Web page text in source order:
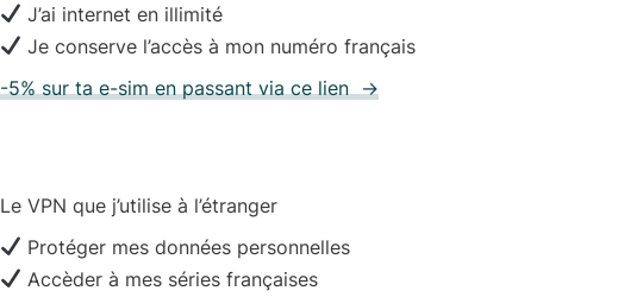
J’ai internet en illimité
Je conserve l’accès à mon numéro français
-5% sur ta e-sim en passant via ce lien →
Le VPN que j’utilise à l’étranger
Protéger mes données personnelles
Accèder à mes séries françaises